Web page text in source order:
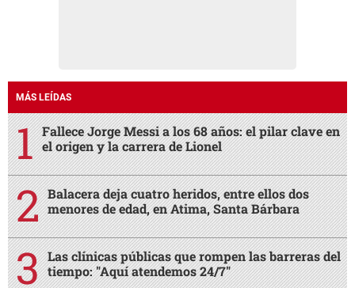
MÁS LEÍDAS
Fallece Jorge Messi a los 68 años: el pilar clave en
el origen y la carrera de Lionel
Balacera deja cuatro heridos, entre ellos dos
menores de edad, en Atima, Santa Bárbara
Las clínicas públicas que rompen las barreras del
tiempo: "Aquí atendemos 24/7"